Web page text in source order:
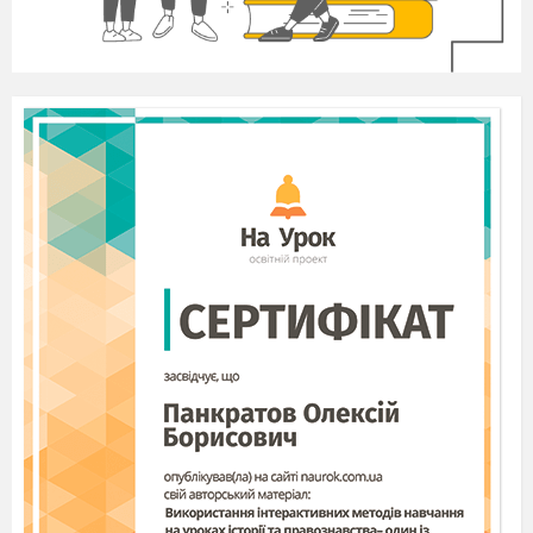
Дід Мороз.
спиться,
Морозу й снігу не боїться?
Снігуронька.
То може звір який чи
птах,
Чи білки грають на гілках?
Дід Мороз.
Тут сани, коні, дітлахи.
Ходи сюди мерщій, дивись.
Не перший клас це спорядивсь?
До лісу дуже швидко мчав,
До нас у гості завітав?
Снігуронька. Здрастуйте, дівчата!
Дід Мороз. Здрастуйте, хлоп’ята!
Це приїхав перший клас?